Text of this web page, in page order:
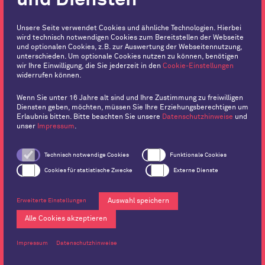
Unsere Seite verwendet Cookies und ähnliche Technologien. Hierbei
wird technisch notwendigen Cookies zum Bereitstellen der Webseite
und optionalen Cookies, z.B. zur Auswertung der Webseitennutzung,
unterschieden. Um optionale Cookies nutzen zu können, benötigen
wir Ihre Einwilligung, die Sie jederzeit in den Cookie-Einstellungen
widerrufen können.
Wenn Sie unter 16 Jahre alt sind und Ihre Zustimmung zu freiwilligen
Diensten geben, möchten, müssen Sie Ihre Erziehungsberechtigen um
Erlaubnis bitten. Bitte beachten Sie unsere Datenschutzhinweise und
unser Impressum.
Technisch notwendige Cookies Funktionale Cookies
Cookies für statistische Zwecke Externe Dienste
Erweiterte Einstellungen Auswahl speichern
Alle Cookies akzeptieren
Impressum Datenschutzhinweise
DSGVO). Unsere
Datenschutzhinweise
Absenden
Datenschutzhinweise
Cookies